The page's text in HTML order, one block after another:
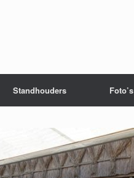
Standhouders Foto’s